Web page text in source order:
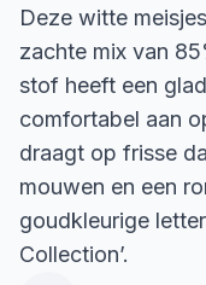
Deze witte
zachte mix van
stof heeft een
comfortabel aan
draagt op frisse
mouwen en een
goudkleurige
Collection’.